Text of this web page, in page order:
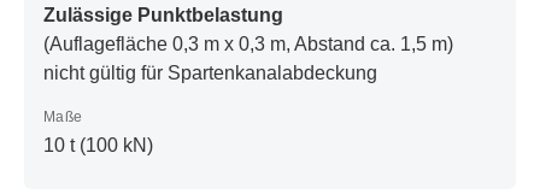
Zulässige Punktbelastung
(Auflagefläche 0,3 m x 0,3 m, Abstand ca. 1,5 m)
nicht gültig für Spartenkanalabdeckung
Maße
10 t (100 kN)